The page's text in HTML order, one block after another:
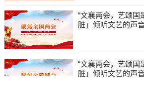
“文襄两会，艺颂
脏」倾听文艺的声
“文襄两会，艺颂
脏」倾听文艺的声